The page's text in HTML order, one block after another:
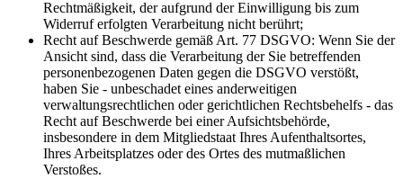
Rechtmäßigkeit, der aufgrund der Einwilligung bis zum
Widerruf erfolgten Verarbeitung nicht berührt;
Recht auf Beschwerde gemäß Art. 77 DSGVO: Wenn Sie der
Ansicht sind, dass die Verarbeitung der Sie betreffenden
personenbezogenen Daten gegen die DSGVO verstößt,
haben Sie - unbeschadet eines anderweitigen
verwaltungsrechtlichen oder gerichtlichen Rechtsbehelfs - das
Recht auf Beschwerde bei einer Aufsichtsbehörde,
insbesondere in dem Mitgliedstaat Ihres Aufenthaltsortes,
Ihres Arbeitsplatzes oder des Ortes des mutmaßlichen
Verstoßes.